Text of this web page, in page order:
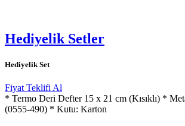
Hediyelik Setler
Hediyelik Set
Fiyat Teklifi Al
* Termo Deri Defter 15 x 21 cm (Kısıklı) *
(0555-490) * Kutu: Karton